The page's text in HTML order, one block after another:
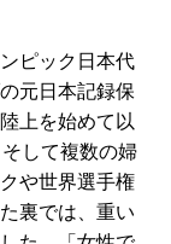
ピック日本代
元日本記録保
上を始めて以
して複数の婦
や世界選手権
裏では、重い